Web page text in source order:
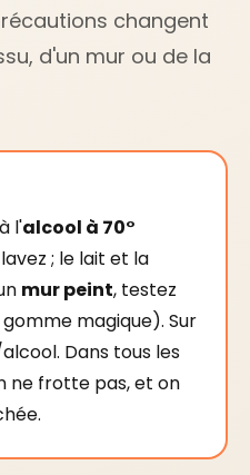
changent
d'un mur ou de la
l'alcool à 70°
; le lait et la
mur peint, testez
magique). Sur
Dans tous les
ne frotte pas, et on